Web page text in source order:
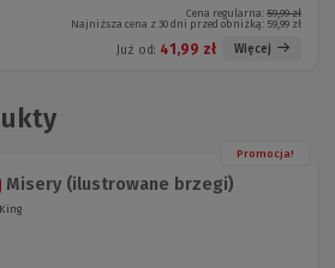
Cena regularna: 59,99 zł
Najniższa cena z 30 dni przed obniżką: 59,99 zł
Już od: 41,99 zł Więcej
Promocja!
Misery (ilustrowane brzegi)